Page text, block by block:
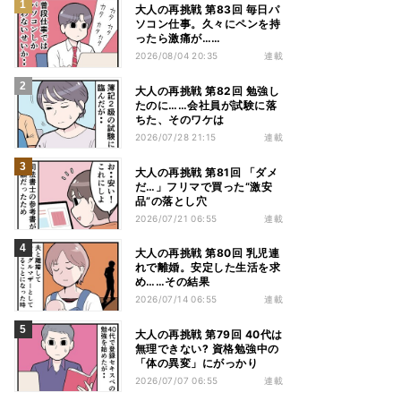
大人の再挑戦 第83回 毎日パ
ソコン仕事。久々にペンを持
ったら激痛が……
2026/08/04 20:35 連載
大人の再挑戦 第82回 勉強し
たのに……会社員が試験に落
ちた、そのワケは
2026/07/28 21:15 連載
大人の再挑戦 第81回 「ダメ
だ…」フリマで買った“激安
品”の落とし穴
2026/07/21 06:55 連載
大人の再挑戦 第80回 乳児連
れで離婚。安定した生活を求
め……その結果
2026/07/14 06:55 連載
大人の再挑戦 第79回 40代は
無理できない? 資格勉強中の
「体の異変」にがっかり
2026/07/07 06:55 連載